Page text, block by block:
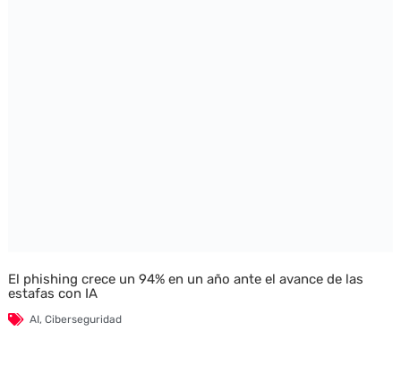
El phishing crece un 94% en un año ante el avance de las
estafas con IA
AI, Ciberseguridad